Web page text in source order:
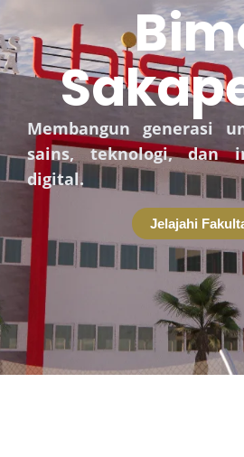
Membangun generasi
sains, teknologi, dan
digital.
Jelajahi